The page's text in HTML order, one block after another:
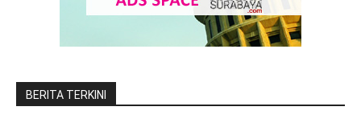
BERITA TERKINI